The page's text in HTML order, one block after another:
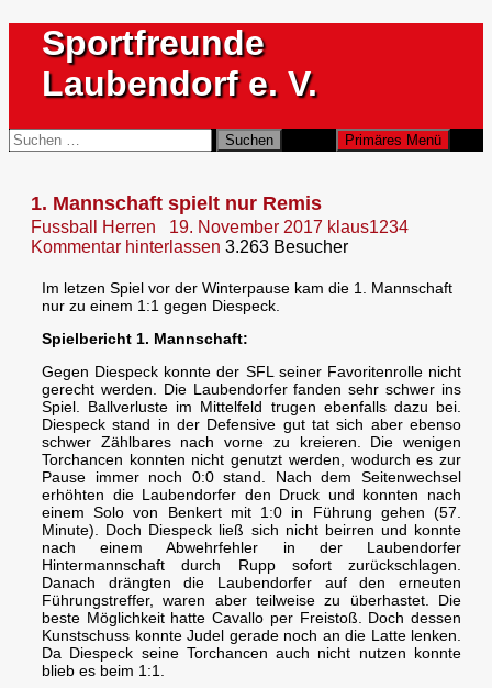
Inhalt
springen
Sportfreunde
Laubendorf e. V.
Suchen Primäres Menü
Suchen
nach:
1. Mannschaft spielt nur Remis
Fussball Herren 19. November 2017 klaus1234
Kommentar hinterlassen 3.263 Besucher
Im letzen Spiel vor der Winterpause kam die 1. Mannschaft
nur zu einem 1:1 gegen Diespeck.
Spielbericht 1. Mannschaft:
Gegen Diespeck konnte der SFL seiner Favoritenrolle nicht
gerecht werden. Die Laubendorfer fanden sehr schwer ins
Spiel. Ballverluste im Mittelfeld trugen ebenfalls dazu bei.
Diespeck stand in der Defensive gut tat sich aber ebenso
schwer Zählbares nach vorne zu kreieren. Die wenigen
Torchancen konnten nicht genutzt werden, wodurch es zur
Pause immer noch 0:0 stand. Nach dem Seitenwechsel
erhöhten die Laubendorfer den Druck und konnten nach
einem Solo von Benkert mit 1:0 in Führung gehen (57.
Minute). Doch Diespeck ließ sich nicht beirren und konnte
nach einem Abwehrfehler in der Laubendorfer
Hintermannschaft durch Rupp sofort zurückschlagen.
Danach drängten die Laubendorfer auf den erneuten
Führungstreffer, waren aber teilweise zu überhastet. Die
beste Möglichkeit hatte Cavallo per Freistoß. Doch dessen
Kunstschuss konnte Judel gerade noch an die Latte lenken.
Da Diespeck seine Torchancen auch nicht nutzen konnte
blieb es beim 1:1.